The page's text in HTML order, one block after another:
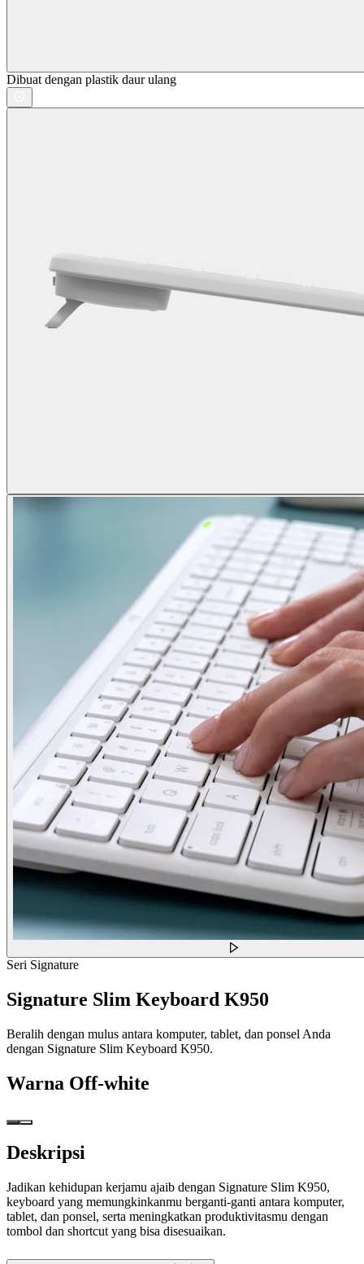
Dibuat dengan plastik daur ulang
Seri Signature
Signature Slim Keyboard K950
Beralih dengan mulus antara komputer, tablet, dan ponsel Anda
dengan Signature Slim Keyboard K950.
Warna Off-white
Deskripsi
Jadikan kehidupan kerjamu ajaib dengan Signature Slim K950,
keyboard yang memungkinkanmu berganti-ganti antara komputer,
tablet, dan ponsel, serta meningkatkan produktivitasmu dengan
tombol dan shortcut yang bisa disesuaikan.